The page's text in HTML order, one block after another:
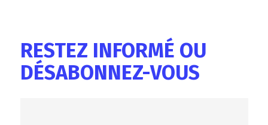
RESTEZ INFORMÉ OU
DÉSABONNEZ-VOUS